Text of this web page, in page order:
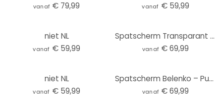
vanaf € 79,99 vanaf € 59,99
niet NL
vanaf € 59,99
Spatscherm Transparant Create your own sunshine
vanaf € 69,99
niet NL
vanaf € 59,99
Spatscherm Belenko – Put the kettle on
vanaf € 69,99